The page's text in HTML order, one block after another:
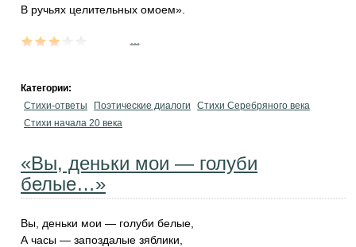
В ручьях целительных омоем».
Категории:
Стихи-ответы
Поэтические диалоги
Стихи Серебряного века
Стихи начала 20 века
«Вы, деньки мои — голуби
белые…»
Вы, деньки мои — голуби белые,
А часы — запоздалые зяблики,